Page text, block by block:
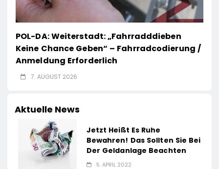
POL-DA: Weiterstadt: „Fahrradddieben
Keine Chance Geben“ – Fahrradcodierung /
Anmeldung Erforderlich
7. AUGUST 2026
Aktuelle News
Jetzt Heißt Es Ruhe
Bewahren! Das Sollten Sie Bei
Der Geldanlage Beachten
5. APRIL 2022